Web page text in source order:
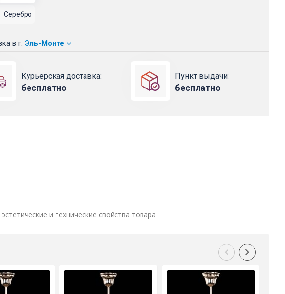
Серебро
в г. Эль-Монте
Курьерская доставка:
бесплатно
Пункт выдачи:
бесплатно
и технические свойства товара